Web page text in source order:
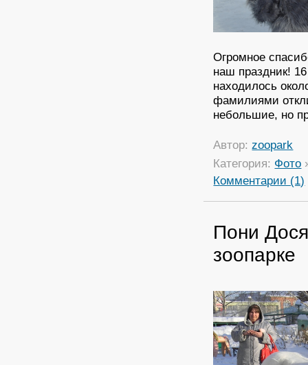
Огромное
наш праздник!
находилось
фамилиями
небольшие, но
Автор:zoopark
Категория: Фото
Комментарии (1)
Пони
зоопарке